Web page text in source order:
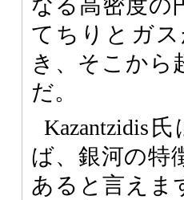
てちりとガ
き、そこから
だ。
Kazantzidis
ば、銀河の特
あると言えま